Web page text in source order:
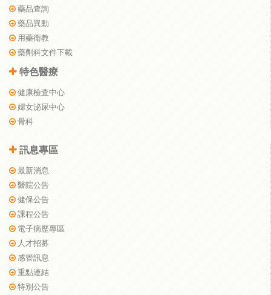
藥品查詢
藥品異動
用藥衛教
藥劑科文件下載
特色醫療
健康檢查中心
婦女泌尿中心
骨科
訊息專區
最新消息
醫院公告
健保公告
課程公告
電子病歷專區
人才招募
感管訊息
重點連結
特別公告